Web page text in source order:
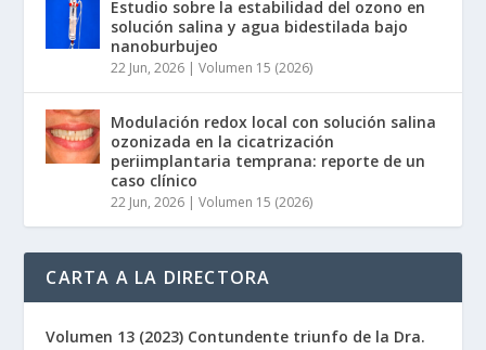
Estudio sobre la estabilidad del ozono en
solución salina y agua bidestilada bajo
nanoburbujeo
22 Jun, 2026 |Volumen 15 (2026)
Modulación redox local con solución salina
ozonizada en la cicatrización
periimplantaria temprana: reporte de un
caso clínico
22 Jun, 2026 |Volumen 15 (2026)
CARTA A LA DIRECTORA
Volumen 13 (2023) Contundente triunfo de la Dra.